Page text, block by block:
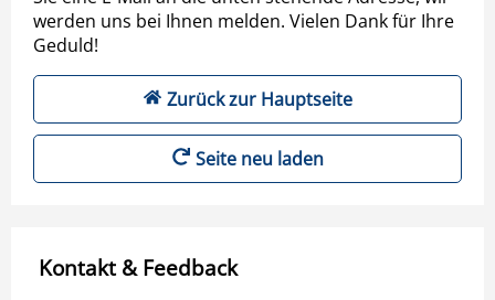
werden uns bei Ihnen melden. Vielen Dank für Ihre
Geduld!
Zurück zur Hauptseite
Seite neu laden
Kontakt & Feedback